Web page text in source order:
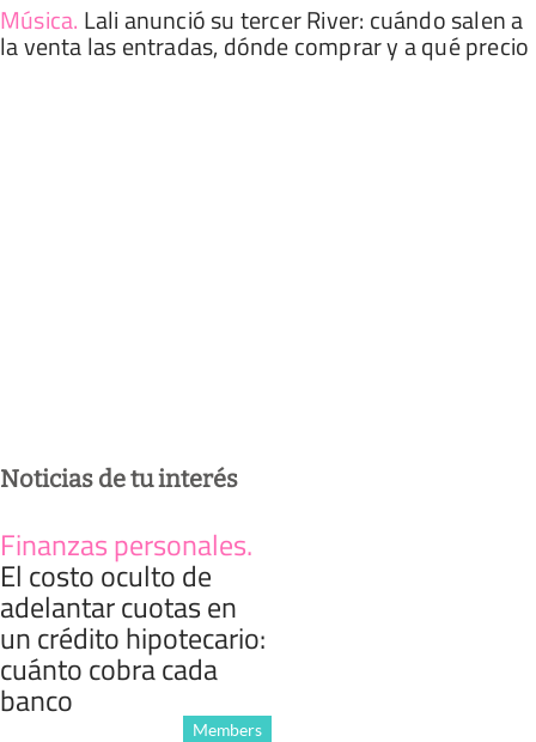
Música. Lali anunció su tercer River: cuándo salen a
la venta las entradas, dónde comprar y a qué precio
Noticias de tu interés
Finanzas personales.
El costo oculto de
adelantar cuotas en
un crédito hipotecario:
cuánto cobra cada
banco
Members